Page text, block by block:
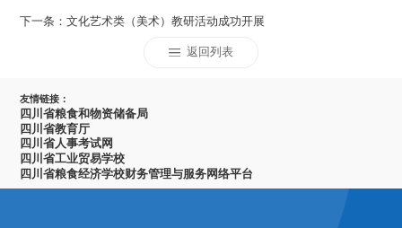
下一条：文化艺术类（美术）教研活动成功开展
返回列表
友情链接：
四川省粮食和物资储备局
四川省教育厅
四川省人事考试网
四川省工业贸易学校
四川省粮食经济学校财务管理与服务网络平台